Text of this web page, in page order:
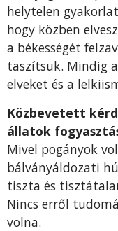
helytelen
hogy közben
a békességét
taszítsuk. Mindig
elveket és a
Közbevetett
állatok
Mivel pogányok
bálványáldozati
tiszta és
Nincs erről
volna.